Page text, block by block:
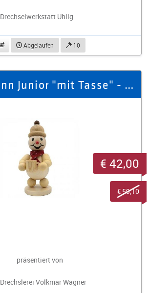
Drechselwerkstatt Uhlig
beobachtenAbgelaufen 10
Schneemann Junior "mit Tasse" - mittel
präsentiert von
Drechslerei Volkmar Wagner
€ 42,00
€ 59,10